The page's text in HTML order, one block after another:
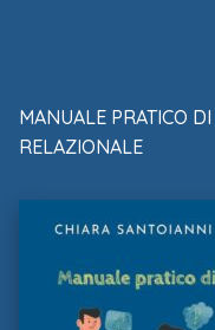
MANUALE PRATICO
RELAZIONALE